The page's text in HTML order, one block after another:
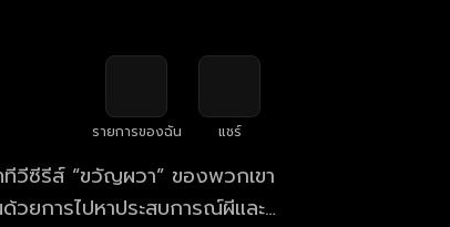
รายการของฉัน แชร์
วีซีรีส์ “ขวัญผวา” ของพวกเขา
วยการไปหาประสบการณ์ผีและ